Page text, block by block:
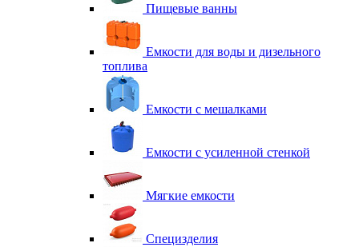
Пищевые ванны
Емкости для воды и дизельного
топлива
Емкости с мешалками
Емкости с усиленной стенкой
Мягкие емкости
Специзделия